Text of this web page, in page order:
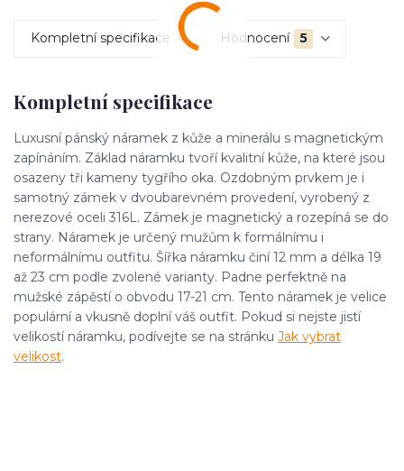
Kompletní specifikace Hodnocení 5
Kompletní specifikace
Luxusní pánský náramek z kůže a minerálu s magnetickým
zapínáním. Základ náramku tvoří kvalitní kůže, na které jsou
osazeny tři kameny tygřího oka. Ozdobným prvkem je i
samotný zámek v dvoubarevném provedení, vyrobený z
nerezové oceli 316L. Zámek je magnetický a rozepíná se do
strany. Náramek je určený mužům k formálnímu i
neformálnímu outfitu. Šířka náramku činí 12 mm a délka 19
až 23 cm podle zvolené varianty. Padne perfektně na
mužské zápěstí o obvodu 17-21 cm. Tento náramek je velice
populární a vkusně doplní váš outfit. Pokud si nejste jistí
velikostí náramku, podívejte se na stránku Jak vybrat
velikost.